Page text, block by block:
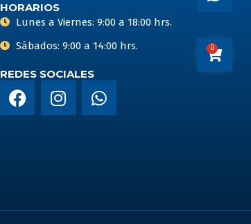
0
Carrito
HORARIOS
Lunes a Viernes: 9:00 a 18:00 hrs.
Sábados: 9:00 a 14:00 hrs.
REDES SOCIALES
F
a
k
I
n
a
W
h
p